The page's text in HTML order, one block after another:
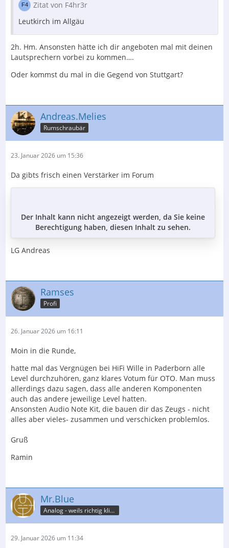
Zitat von F4hr3r
Leutkirch im Allgäu
2h. Hm. Ansonsten hätte ich dir angeboten mal mit deinen
Lautsprechern vorbei zu kommen….
Oder kommst du mal in die Gegend von Stuttgart?
Andreas.Melies
Rumschraubär
23. Januar 2026 um 15:36
Da gibts frisch einen Verstärker im Forum
Der Inhalt kann nicht angezeigt werden, da Sie keine
Berechtigung haben, diesen Inhalt zu sehen.
LG Andreas
Ramses
Profi
26. Januar 2026 um 16:11
Moin in die Runde,
hatte mal das Vergnügen bei HiFi Wille in Paderborn alle
Level durchzuhören, ganz klares Votum für OTO. Man muss
allerdings dazu sagen, dass alle anderen Komponenten
auch das andere jeweilige Level hatten.
Ansonsten Audio Note Kit, die bauen dir das Zeugs - nicht
alles aber vieles- zusammen und verschicken problemlos.
Gruß
Ramin
Mr.Blue
Analog - weils richtig klingt
29. Januar 2026 um 11:34